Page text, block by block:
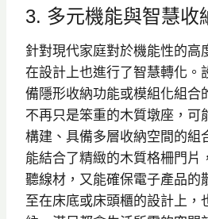
3. 多元機能與智慧收
針對現代家庭對於機能性的高
在設計上也進行了智慧轉化。
備隱形收納功能或模組化組合
不再只是笨重的木質墩座，可
構建、具備多層收納空間的組
能結合了精緻的木質格柵門片
聽線材，又能確保電子產品的
至在床底或床頭櫃的設計上，